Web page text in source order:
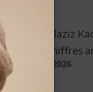
Abdelaziz
aux chiffres
09.07.2026